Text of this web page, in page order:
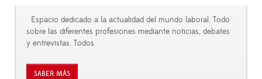
Espacio dedicado a la actualidad del mundo laboral. Todo
sobre las diferentes profesiones mediante noticias, debates
y entrevistas. Todos
SABER MÁS